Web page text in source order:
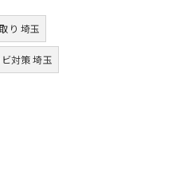
り 埼玉
対策 埼玉